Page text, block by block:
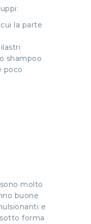
la parte
shampoo
poco
molto
buone
e
forma